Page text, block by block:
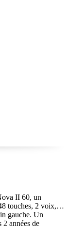
II 60, un
touches, 2 voix, 2
gauche. Un
années de